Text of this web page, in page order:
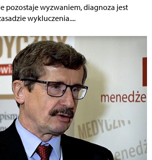
pozostaje wyzwaniem, diagnoza jest
wykluczenia....